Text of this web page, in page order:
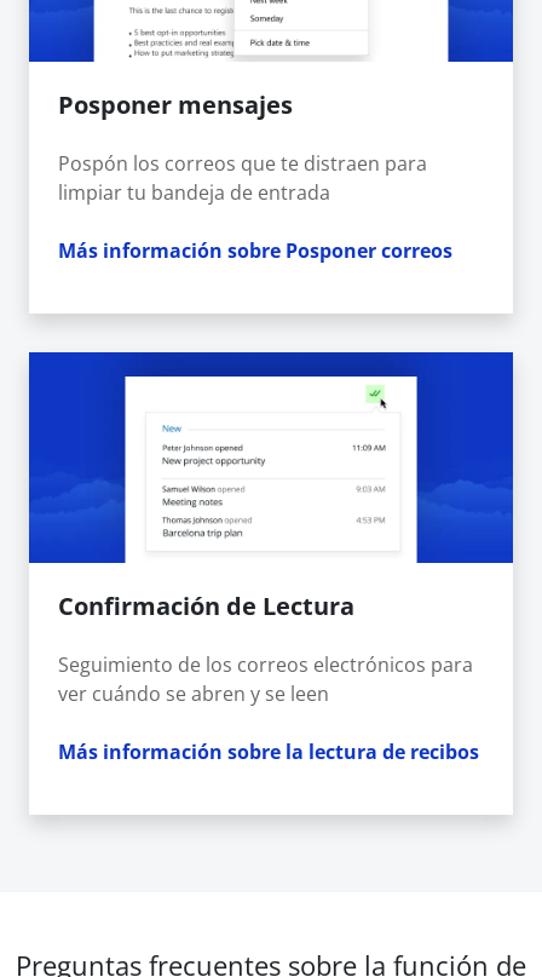
Posponer mensajes
Pospón los correos que te distraen para
limpiar tu bandeja de entrada
Más información sobre Posponer correos
Confirmación de Lectura
Seguimiento de los correos electrónicos para
ver cuándo se abren y se leen
Más información sobre la lectura de recibos
Preguntas frecuentes sobre la función de